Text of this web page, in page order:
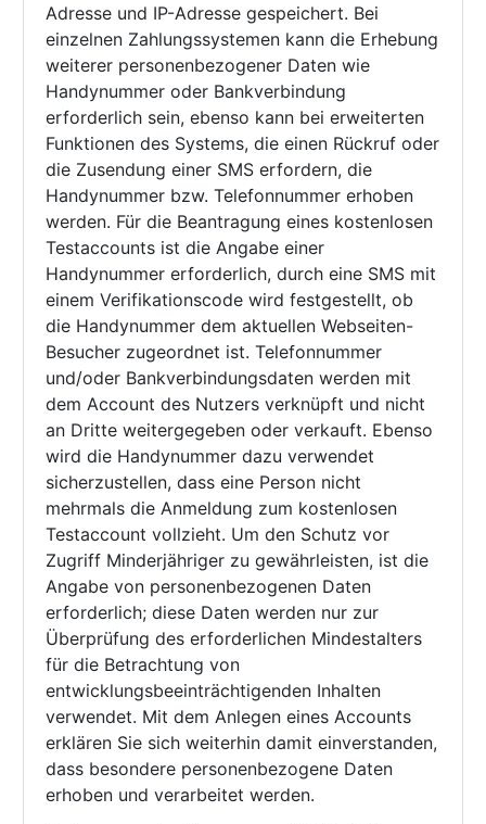
Adresse und IP-Adresse gespeichert. Bei
einzelnen Zahlungssystemen kann die Erhebung
weiterer personenbezogener Daten wie
Handynummer oder Bankverbindung
erforderlich sein, ebenso kann bei erweiterten
Funktionen des Systems, die einen Rückruf oder
die Zusendung einer SMS erfordern, die
Handynummer bzw. Telefonnummer erhoben
werden. Für die Beantragung eines kostenlosen
Testaccounts ist die Angabe einer
Handynummer erforderlich, durch eine SMS mit
einem Verifikationscode wird festgestellt, ob
die Handynummer dem aktuellen Webseiten-
Besucher zugeordnet ist. Telefonnummer
und/oder Bankverbindungsdaten werden mit
dem Account des Nutzers verknüpft und nicht
an Dritte weitergegeben oder verkauft. Ebenso
wird die Handynummer dazu verwendet
sicherzustellen, dass eine Person nicht
mehrmals die Anmeldung zum kostenlosen
Testaccount vollzieht. Um den Schutz vor
Zugriff Minderjähriger zu gewährleisten, ist die
Angabe von personenbezogenen Daten
erforderlich; diese Daten werden nur zur
Überprüfung des erforderlichen Mindestalters
für die Betrachtung von
entwicklungsbeeinträchtigenden Inhalten
verwendet. Mit dem Anlegen eines Accounts
erklären Sie sich weiterhin damit einverstanden,
dass besondere personenbezogene Daten
erhoben und verarbeitet werden.